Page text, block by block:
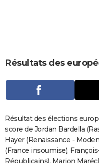
CARTE DE VOEUX
Carte de Noël
Carte Bonne année
Carte Saint-Valentin
Carte Pâques
Carte d'anniversaire
DICTIONNAIRE
Dictionnaire
Biographies
Citations
Expressions
Proverbes
PROGRAMME TV
COPAINS D'AVANT
S'inscrire
Se connecter
Lycées
Collèges
Primaires
Universités
Entreprises
Service militaire
Avis de recherche
AVIS DE DÉCÈS
FORUM
Résultats des
Résultat des élections
score de Jordan Bardella
Hayer (Renaissance -
(France insoumise),
Républicains), Marion